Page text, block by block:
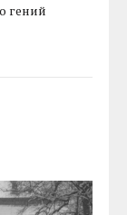
гений